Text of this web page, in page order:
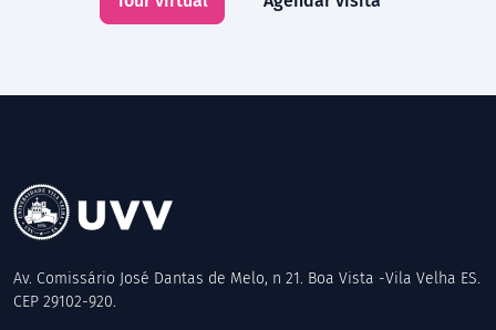
Av. Comissário José Dantas de Melo, n 21. Boa Vista -Vila Velha ES.
CEP 29102-920.